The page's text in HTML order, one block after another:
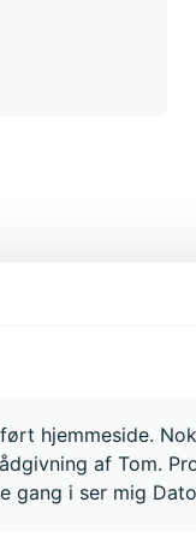
hjemmeside.
af Tom.
i ser mig